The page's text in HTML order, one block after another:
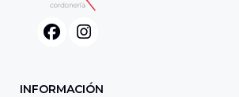
INFORMACIÓN